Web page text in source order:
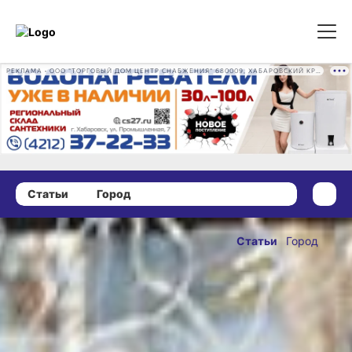
Статьи Город
17 декабря 2021 г., 12:00
Найти оленя
со щукой:
новогодний
креатив в
больнице
Статьи Город
ОПУБЛИКОВАНО
17 декабря 2021 г., 12:00